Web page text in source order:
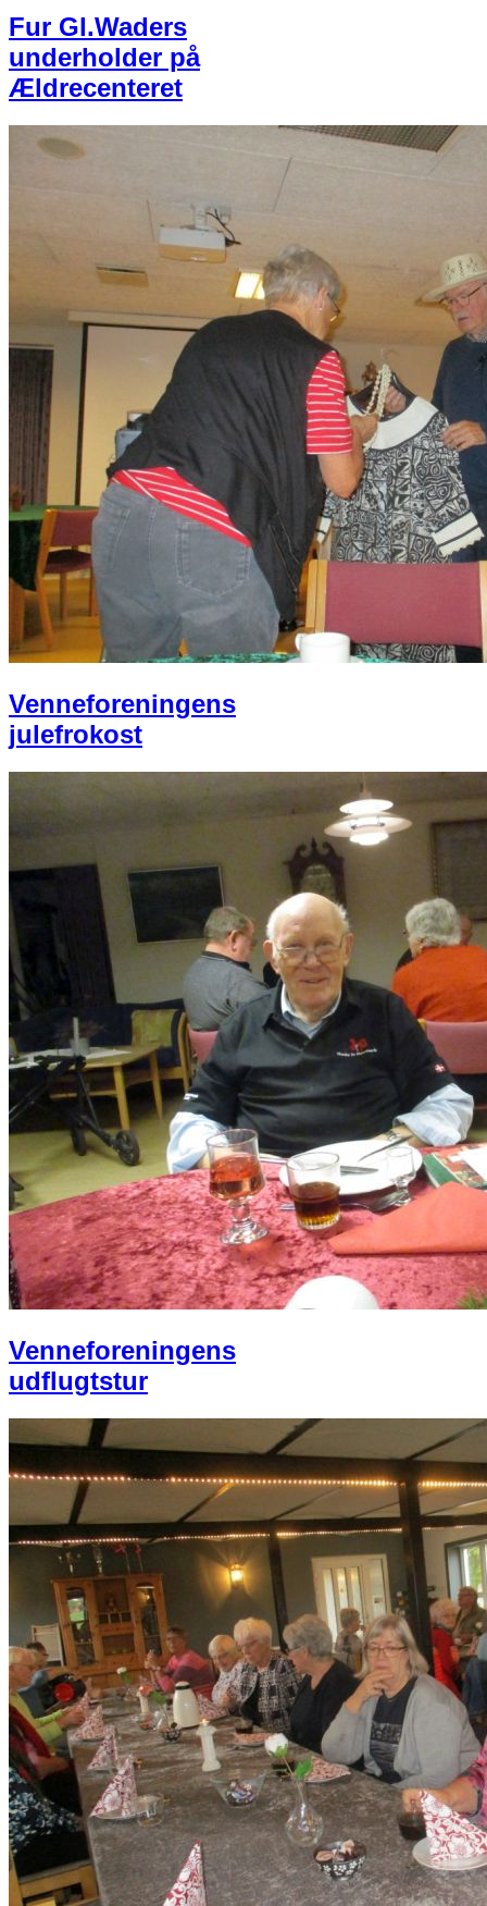
Fur Gl.Waders
underholder på
Ældrecenteret
Venneforeningens
julefrokost
Venneforeningens
udflugtstur